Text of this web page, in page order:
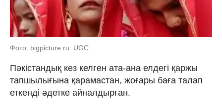
Фото: bigpicture.ru: UGC
Пәкістандық кез келген ата-ана елдегі қаржы
тапшылығына қарамастан, жоғары баға талап
еткенді әдетке айналдырған.